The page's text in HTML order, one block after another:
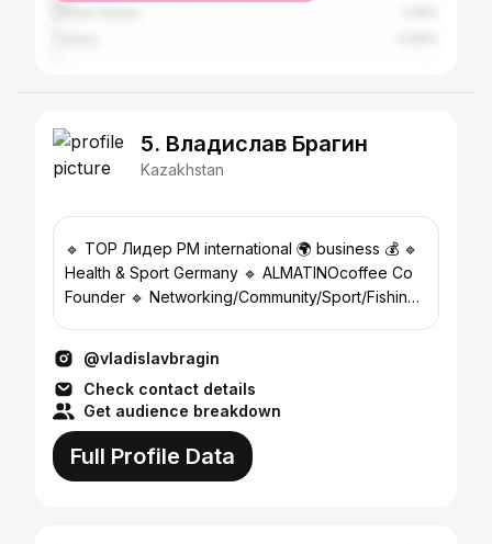
5. Владислав Брагин
Kazakhstan
🔹 TOP Лидер PM international 🌍 business 💰 🔹
Health & Sport Germany 🔹 ALMATINOcoffee Co
Founder 🔹 Networking/Community/Sport/Fishing
@vladislavbragin
Check contact details
Get audience breakdown
Full Profile Data